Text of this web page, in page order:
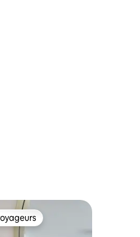
les plus appréciés